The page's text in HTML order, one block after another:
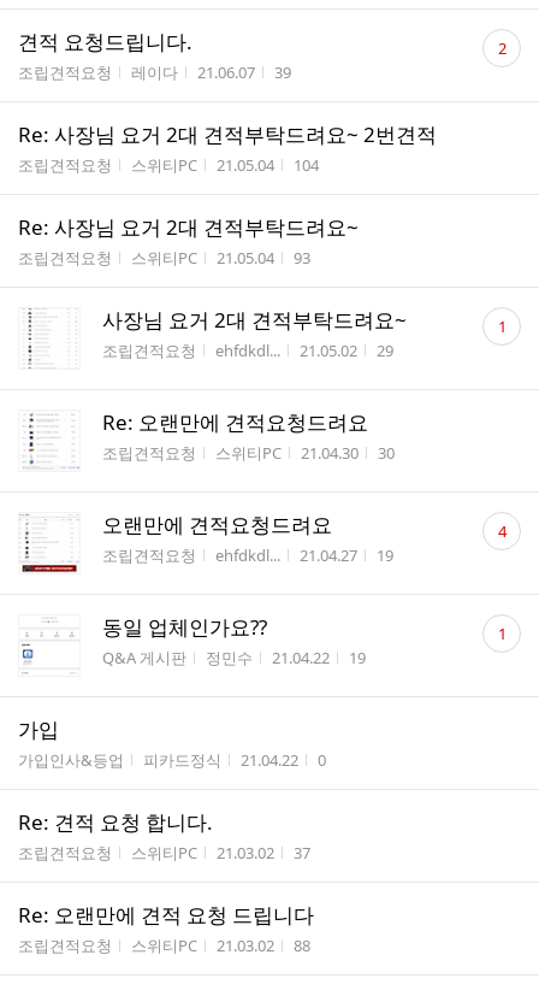
견적 요청드립니다.
게시판명
조립견적요청 작성자
레이다 작성시간
21.06.07 조회수
39
댓
글 2
Re: 사장님 요거 2대 견적부탁드려요~ 2번견적
게시판명
조립견적요청 작성자
스위티PC 작성시간
21.05.04 조회수
104
Re: 사장님 요거 2대 견적부탁드려요~
게시판명
조립견적요청 작성자
스위티PC 작성시간
21.05.04 조회수
93
사장님 요거 2대 견적부탁드려요~
게시판명
조립견적요청 작성자
ehfdkdl... 작성시간
21.05.02 조회수
29
댓
글 1
Re: 오랜만에 견적요청드려요
게시판명
조립견적요청 작성자
스위티PC 작성시간
21.04.30 조회수
30
오랜만에 견적요청드려요
게시판명
조립견적요청 작성자
ehfdkdl... 작성시간
21.04.27 조회수
19
댓
글 4
동일 업체인가요??
게시판명
Q&A 게시판 작성자
정민수 작성시간
21.04.22 조회수
19
댓
글 1
가입
게시판명
가입인사&등업 작성자
피카드정식 작성시간
21.04.22 조회수
0
Re: 견적 요청 합니다.
게시판명
조립견적요청 작성자
스위티PC 작성시간
21.03.02 조회수
37
Re: 오랜만에 견적 요청 드립니다
게시판명
조립견적요청 작성자
스위티PC 작성시간
21.03.02 조회수
88